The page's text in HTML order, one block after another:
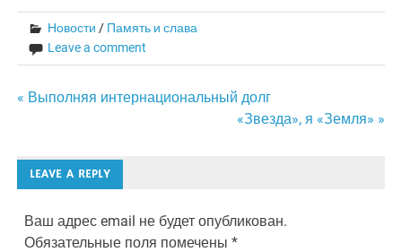
Новости / Память и слава
Leave a comment
Навигация
записям
« Выполняя интернациональный долг
«Звезда», я «Земля» »
LEAVE A REPLY
Ваш адрес email не будет опубликован.
Обязательные поля помечены*